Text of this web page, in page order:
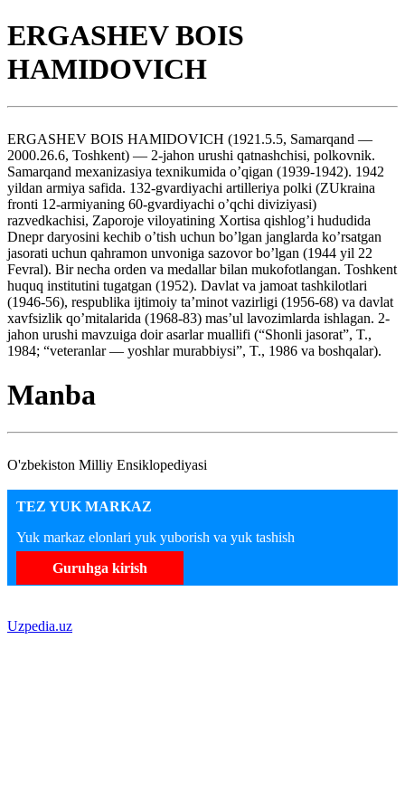
ERGASHEV BOIS
HAMIDOVICH
ERGASHEV BOIS HAMIDOVICH (1921.5.5, Samarqand —
2000.26.6, Toshkent) — 2-jahon urushi qatnashchisi, polkovnik.
Samarqand mexanizasiya texnikumida o’qigan (1939-1942). 1942
yildan armiya safida. 132-gvardiyachi artilleriya polki (ZUkraina
fronti 12-armiyaning 60-gvardiyachi o’qchi diviziyasi)
razvedkachisi, Zaporoje viloyatining Xortisa qishlog’i hududida
Dnepr daryosini kechib o’tish uchun bo’lgan janglarda ko’rsatgan
jasorati uchun qahramon unvoniga sazovor bo’lgan (1944 yil 22
Fevral). Bir necha orden va medallar bilan mukofotlangan. Toshkent
huquq institutini tugatgan (1952). Davlat va jamoat tashkilotlari
(1946-56), respublika ijtimoiy ta’minot vazirligi (1956-68) va davlat
xavfsizlik qo’mitalarida (1968-83) mas’ul lavozimlarda ishlagan. 2-
jahon urushi mavzuiga doir asarlar muallifi (“Shonli jasorat”, T.,
1984; “veteranlar — yoshlar murabbiysi”, T., 1986 va boshqalar).
Manba
O'zbekiston Milliy Ensiklopediyasi
TEZ YUK MARKAZ
Yuk markaz elonlari yuk yuborish va yuk tashish
Guruhga kirish
Uzpedia.uz